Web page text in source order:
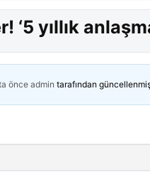
yıllık
önce admin tarafından